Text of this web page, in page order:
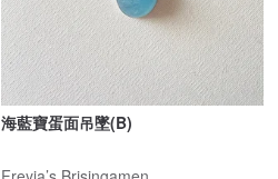
海藍寶蛋面吊墜(B)